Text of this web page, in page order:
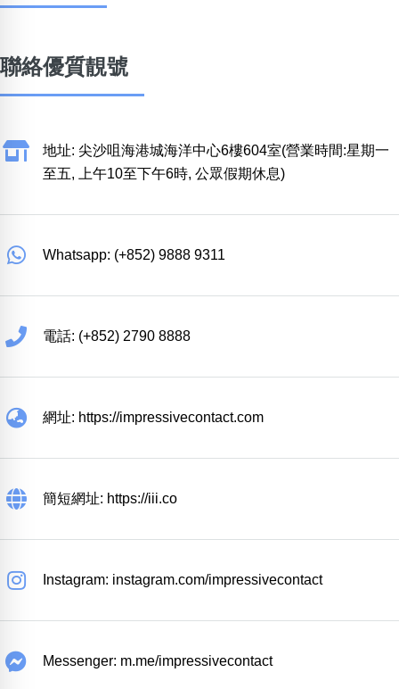
聯絡優質靚號
地址: 尖沙咀海港城海洋中心6樓604室(營業時間:星期一
至五, 上午10至下午6時, 公眾假期休息)
Whatsapp: (+852) 9888 9311
電話: (+852) 2790 8888
網址: https://impressivecontact.com
簡短網址: https://iii.co
Instagram: instagram.com/impressivecontact
Messenger: m.me/impressivecontact